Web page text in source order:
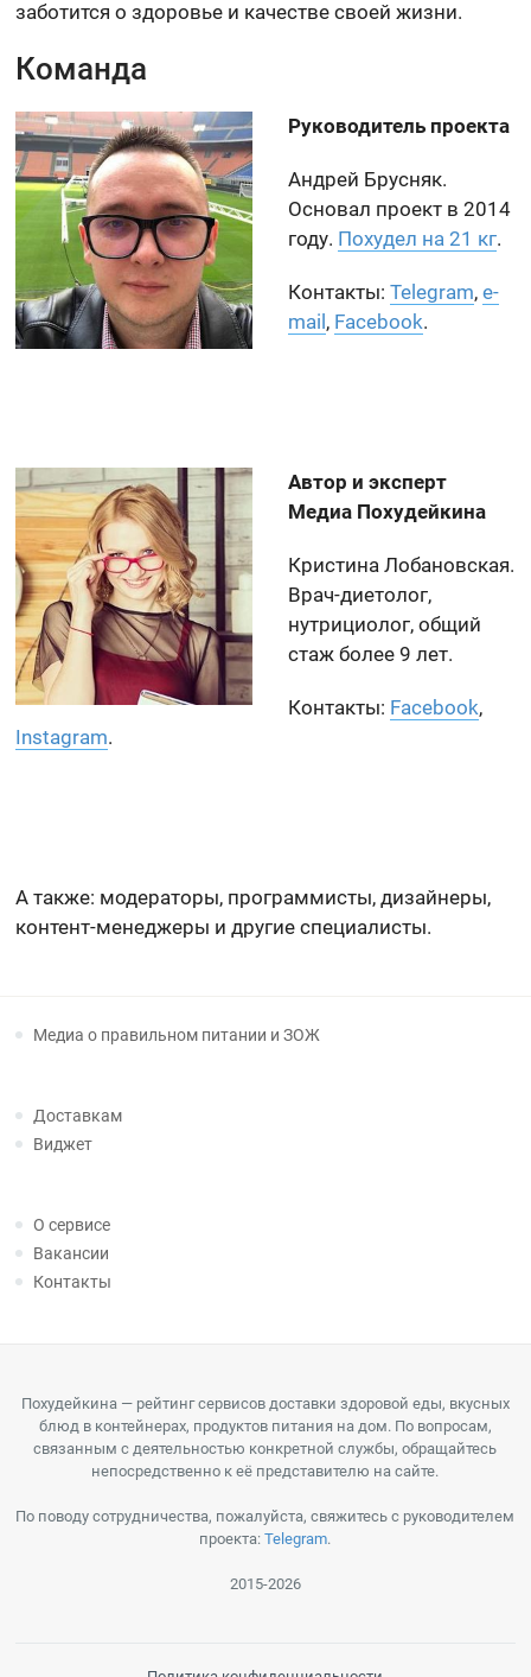
заботится о здоровье и качестве своей жизни.
Команда
Руководитель проекта
Андрей Брусняк.
Основал проект в 2014
году. Похудел на 21 кг.
Контакты:Telegram,e-
mail , Facebook.
Автор и эксперт
Медиа Похудейкина
Кристина Лобановская.
Врач-диетолог,
нутрициолог, общий
стаж более 9 лет.
Контакты: Facebook,
Instagram.
А также: модераторы, программисты, дизайнеры,
контент-менеджеры и другие специалисты.
Медиа о правильном питании и ЗОЖ
Доставкам
Виджет
О сервисе
Вакансии
Контакты
Похудейкина — рейтинг сервисов доставки здоровой еды, вкусных
блюд в контейнерах, продуктов питания на дом. По вопросам,
связанным с деятельностью конкретной службы, обращайтесь
непосредственно к её представителю на сайте.
По поводу сотрудничества, пожалуйста, свяжитесь с руководителем
проекта:Telegram.
2015-2026